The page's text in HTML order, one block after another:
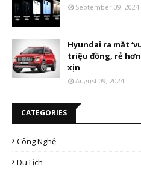
September 09, 2024
Hyundai ra mắt
triệu đồng, rẻ
xịn
August 09, 2024
CATEGORIES
Công Nghệ
Du Lịch